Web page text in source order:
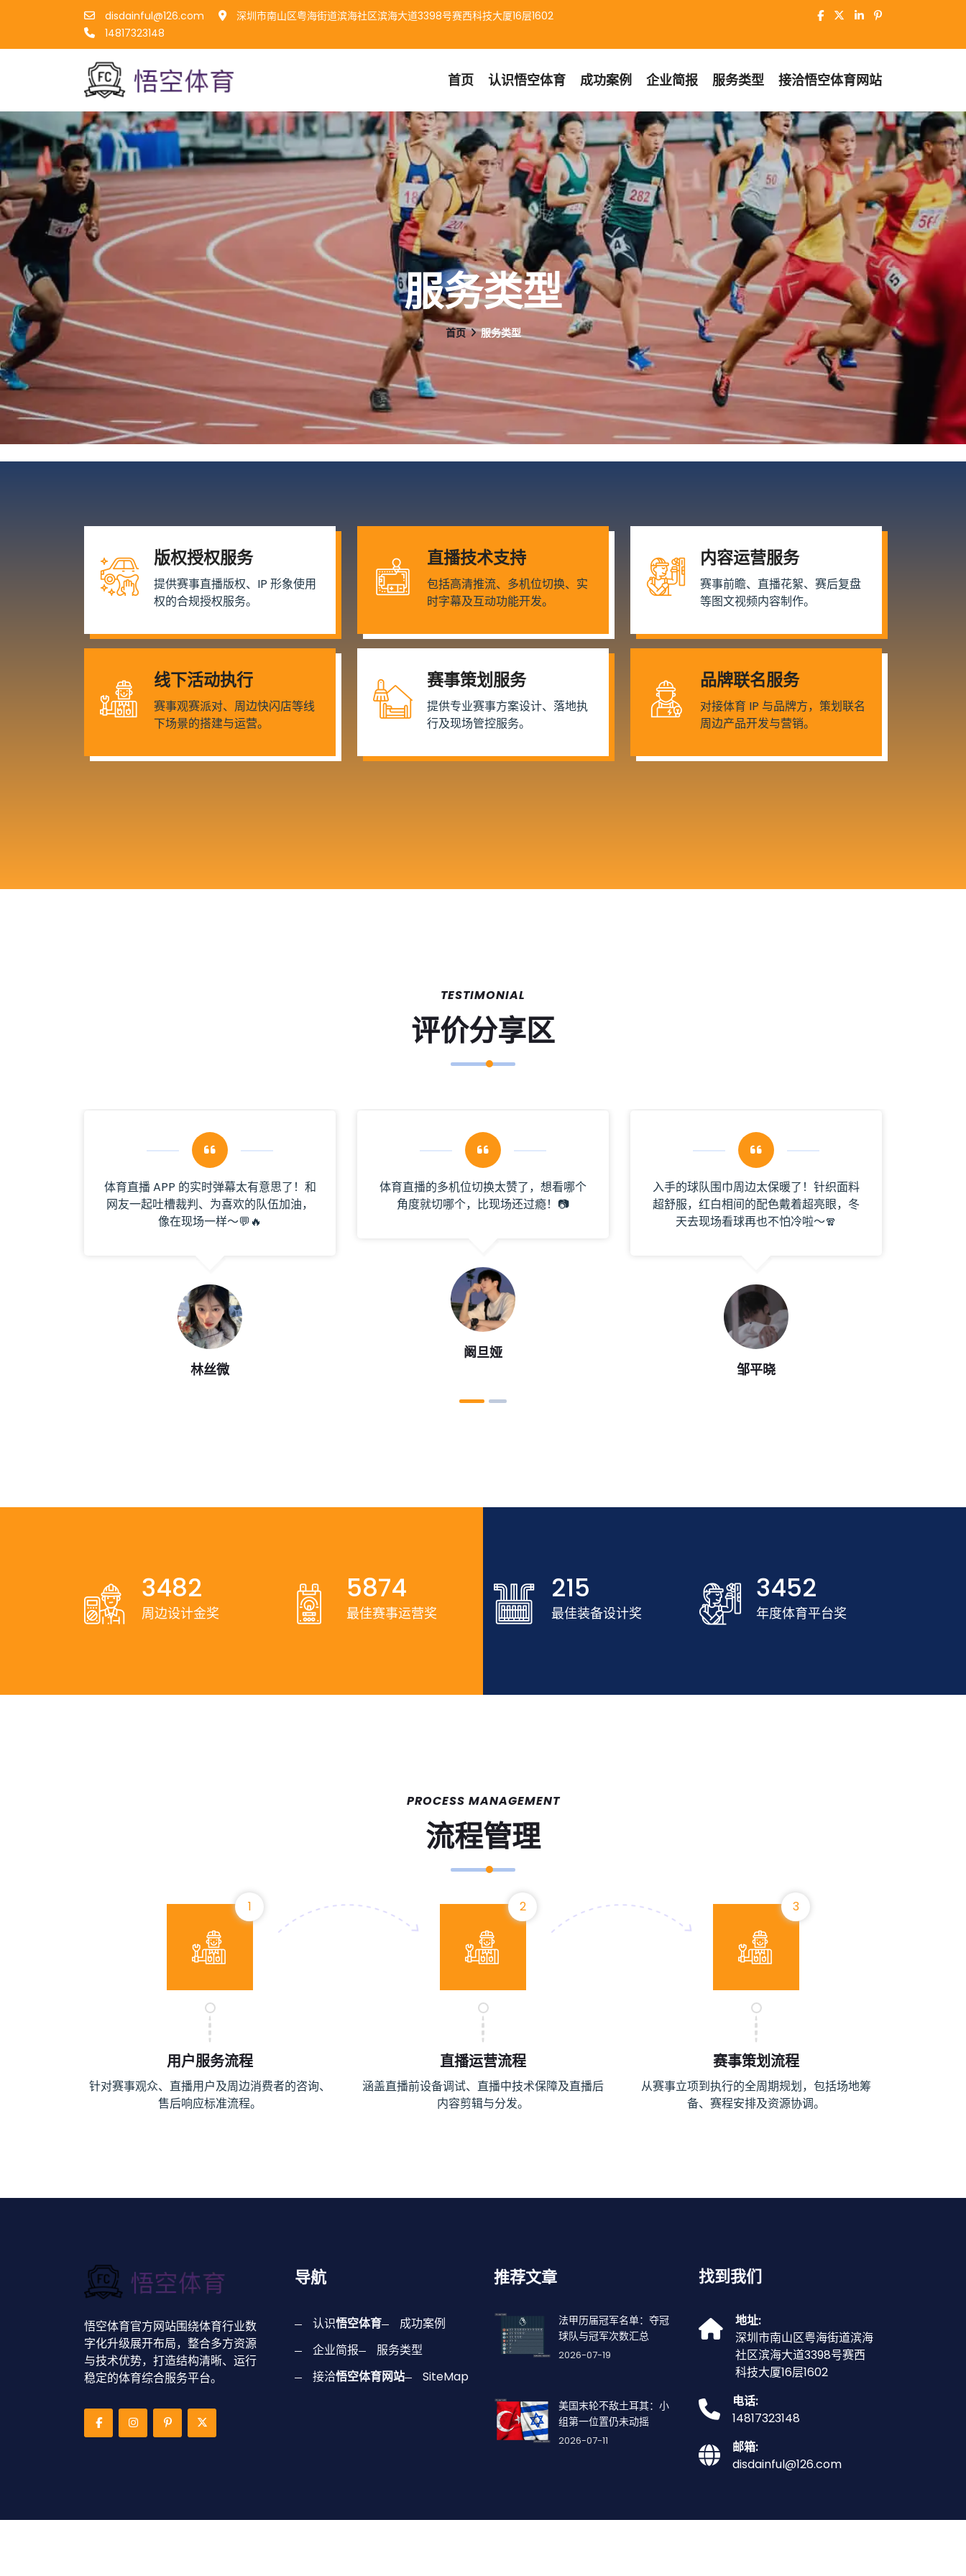
disdainful@126.com
深圳市南山区粤海街道滨海社区滨海大道3398号赛西科技大厦16层1602
14817323148
首页 认识悟空体育 成功案例 企业简报 服务类型 接洽悟空体育网站
服务类型
首页 服务类型
版权授权服务
提供赛事直播版权、IP 形象使用
权的合规授权服务。
直播技术支持
包括高清推流、多机位切换、实
时字幕及互动功能开发。
内容运营服务
赛事前瞻、直播花絮、赛后复盘
等图文视频内容制作。
线下活动执行
赛事观赛派对、周边快闪店等线
下场景的搭建与运营。
赛事策划服务
提供专业赛事方案设计、落地执
行及现场管控服务。
品牌联名服务
对接体育 IP 与品牌方，策划联名
周边产品开发与营销。
TESTIMONIAL
评价分享区
体育直播 APP 的实时弹幕太有意思了！和
网友一起吐槽裁判、为喜欢的队伍加油，
像在现场一样～💬🔥
林丝微
体育直播的多机位切换太赞了，想看哪个
角度就切哪个，比现场还过瘾！📷
阚旦娅
入手的球队围巾周边太保暖了！针织面料
超舒服，红白相间的配色戴着超亮眼，冬
天去现场看球再也不怕冷啦～🧣
邹平晓
3482
周边设计金奖
5874
最佳赛事运营奖
215
最佳装备设计奖
3452
年度体育平台奖
PROCESS MANAGEMENT
流程管理
1
用户服务流程
针对赛事观众、直播用户及周边消费者的咨询、
售后响应标准流程。
2
直播运营流程
涵盖直播前设备调试、直播中技术保障及直播后
内容剪辑与分发。
3
赛事策划流程
从赛事立项到执行的全周期规划，包括场地筹
备、赛程安排及资源协调。
悟空体育官方网站围绕体育行业数
字化升级展开布局，整合多方资源
与技术优势，打造结构清晰、运行
稳定的体育综合服务平台。
导航
认识悟空体育
成功案例
企业简报
服务类型
接洽悟空体育网站 SiteMap
推荐文章
法甲历届冠军名单：夺冠
球队与冠军次数汇总
2026-07-19
美国末轮不敌土耳其：小
组第一位置仍未动摇
2026-07-11
找到我们
地址:
深圳市南山区粤海街道滨海
社区滨海大道3398号赛西
科技大厦16层1602
电话:
14817323148
邮箱:
disdainful@126.com